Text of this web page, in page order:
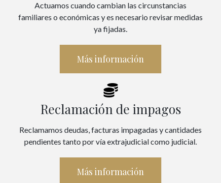
Actuamos cuando cambian las circunstancias
familiares o económicas y es necesario revisar medidas
ya fijadas.
Más información
Reclamación de impagos
Reclamamos deudas, facturas impagadas y cantidades
pendientes tanto por vía extrajudicial como judicial.
Más información